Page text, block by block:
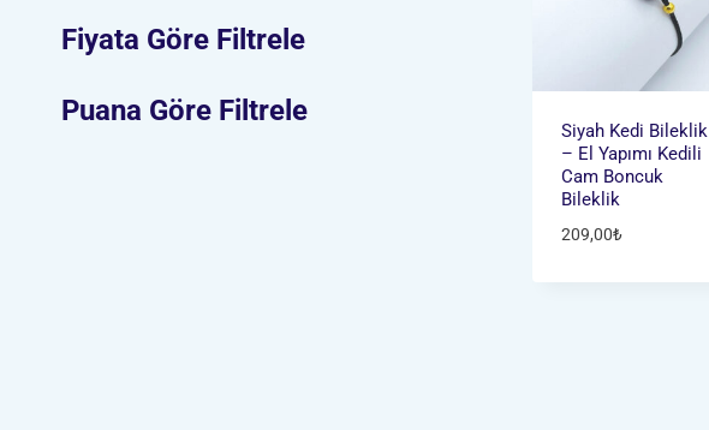
Siyah Kedi Bileklik
– El Yapımı Kedili
Cam Boncuk
Bileklik
209,00₺
Fiyata Göre Filtrele
Puana Göre Filtrele